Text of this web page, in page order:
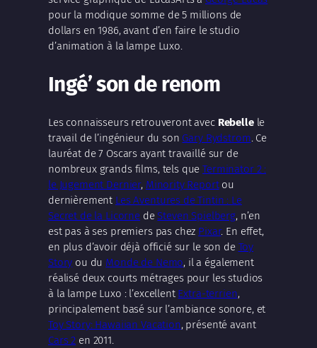
pour la modique somme de 5 millions de
dollars en 1986, avant d’en faire le studio
d’animation à la lampe Luxo.
Ingé’ son de renom
Les connaisseurs retrouveront avec Rebellele
travail de l’ingénieur du son Gary Rydstrom. Ce
lauréat de 7 Oscars ayant travaillé sur de
nombreux grands films, tels queTerminator 2 :
le Jugement Dernier, Minority Reportou
dernièrement Les Aventures de Tintin : Le
Secret de la LicornedeSteven Spielberg, n’en
est pas à ses premiers pas chez Pixar. En effet,
en plus d’avoir déjà officié sur le son de Toy
Story ou du Monde de Nemo, il a également
réalisé deux courts métrages pour les studios
à la lampe Luxo : l’excellent Extra-terrien,
principalement basé sur l’ambiance sonore, et
Toy Story: Hawaiian Vacation, présenté avant
Cars 2 en 2011.